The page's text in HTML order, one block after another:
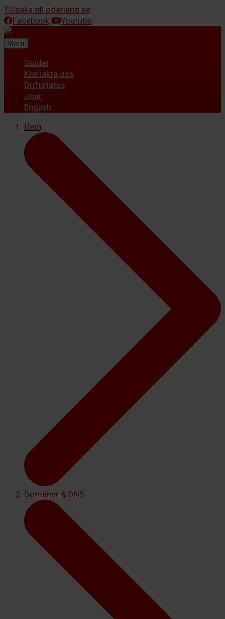
Tillbaka till oderland.se
Facebook
Youtube
Menu
Guider
Kontakta oss
Driftstatus
Jour
English
Hem
Domäner & DNS